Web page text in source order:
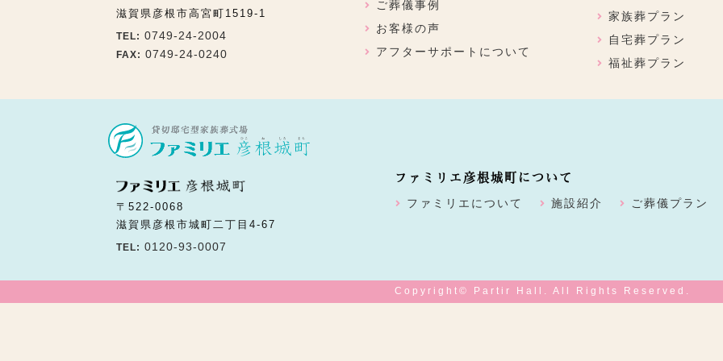
滋賀県彦根市高宮町1519-1
TEL: 0749-24-2004
FAX: 0749-24-0240
ご葬儀事例
お客様の声
アフターサポートについて
家族葬プラン
自宅葬プラン
福祉葬プラン
〒522-0068
滋賀県彦根市城町二丁目4-67
TEL: 0120-93-0007
ファミリエ彦根城町について
ファミリエについて 施設紹介 ご葬儀プラン
Copyright© Partir Hall. All Rights Reserved.